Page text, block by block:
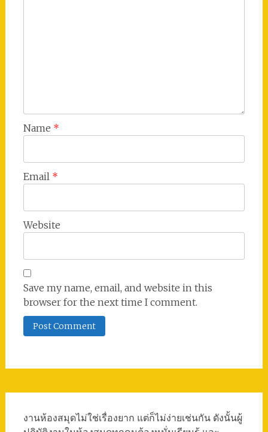
Name *
Email *
Website
Save my name, email, and website in this
browser for the next time I comment.
งานห้องสมุดไม่ใช่เรื่องยาก แต่ก็ไม่ง่ายเช่นกัน ดังนั้นผู้